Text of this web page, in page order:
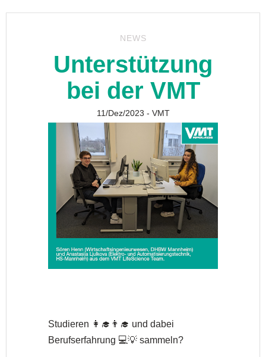
NEWS
Unterstützung
bei der VMT
11/Dez/2023 - VMT
Studieren 👩‍🎓👨‍🎓 und dabei
Berufserfahrung 💻💡 sammeln?